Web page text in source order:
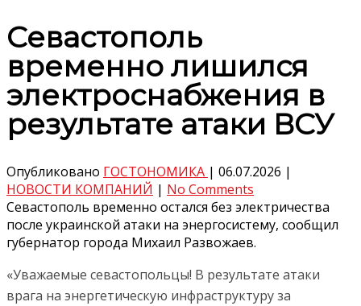
Севастополь
временно лишился
электроснабжения в
результате атаки ВСУ
Опубликовано ГОСТОНОМИКА | 06.07.2026 |
НОВОСТИ КОМПАНИЙ | No Comments
Севастополь временно остался без электричества
после украинской атаки на энергосистему, сообщил
губернатор города Михаил Развожаев.
«Уважаемые севастопольцы! В результате атаки
врага на энергетическую инфраструктуру за